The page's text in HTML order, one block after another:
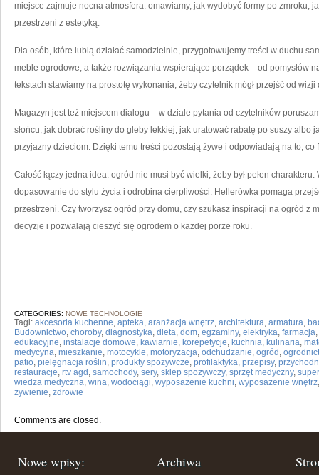
miejsce zajmuje nocna atmosfera: omawiamy, jak wydobyć formy po zmroku,
przestrzeni z estetyką.
Dla osób, które lubią działać samodzielnie, przygotowujemy treści w duchu
meble ogrodowe, a także rozwiązania wspierające porządek – od pomysłów
tekstach stawiamy na prostotę wykonania, żeby czytelnik mógł przejść od
Magazyn jest też miejscem dialogu – w dziale pytania od czytelników
słońcu, jak dobrać rośliny do gleby lekkiej, jak uratować rabatę po suszy albo
przyjazny dzieciom. Dzięki temu treści pozostają żywe i odpowiadają na to,
Całość łączy jedna idea: ogród nie musi być wielki, żeby był pełen
dopasowanie do stylu życia i odrobina cierpliwości. Hellerówka pomaga
przestrzeni. Czy tworzysz ogród przy domu, czy szukasz inspiracji na ogród z
decyzje i pozwalają cieszyć się ogrodem o każdej porze roku.
CATEGORIES: NOWE TECHNOLOGIE
Tagi: akcesoria kuchenne, apteka, aranżacja wnętrz, architektura, armatura,
Budownictwo, choroby, diagnostyka, dieta, dom, egzaminy, elektryka, farmacja,
edukacyjne, instalacje domowe, kawiarnie, korepetycje, kuchnia, kulinaria,
medycyna, mieszkanie, motocykle, motoryzacja, odchudzanie, ogród ,
patio, pielęgnacja roślin, produkty spożywcze, profilaktyka, przepisy,
restauracje, rtv agd , samochody, sery, sklep spożywczy, sprzęt medyczny,
wiedza medyczna, wina, wodociągi, wyposażenie kuchni, wyposażenie wnętrz
żywienie, zdrowie
Comments are closed.
Nowe wpisy: Archiwa